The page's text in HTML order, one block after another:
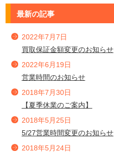
最新の記事
2022年7月7日
買取保証金額変更のお知らせ
2022年6月19日
営業時間のお知らせ
2018年7月30日
【夏季休業のご案内】
2018年5月25日
5/27営業時間変更のお知らせ
2018年5月24日